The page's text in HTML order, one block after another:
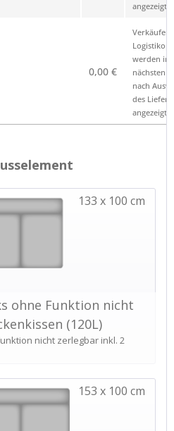
angezeigt.
0,00 €
Verkäufer
werden im
nächsten
nach
des
angezeigt.